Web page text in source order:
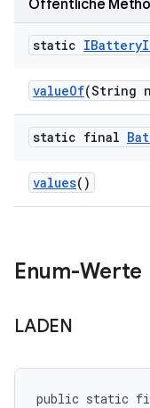
Öffentliche
static IBattery
valueOf(String
static final
values()
Enum-Werte
LADEN
public static